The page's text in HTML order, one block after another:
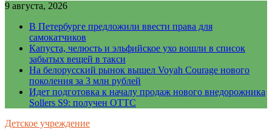
9 августа, 2026
В Петербурге предложили ввести права для
самокатчиков
Капуста, челюсть и эльфийское ухо вошли в список
забытых вещей в такси
На белорусский рынок вышел Voyah Courage нового
поколения за 3 млн рублей
Идет подготовка к началу продаж нового внедорожника
Sollers S9: получен ОТТС
Детское учреждение